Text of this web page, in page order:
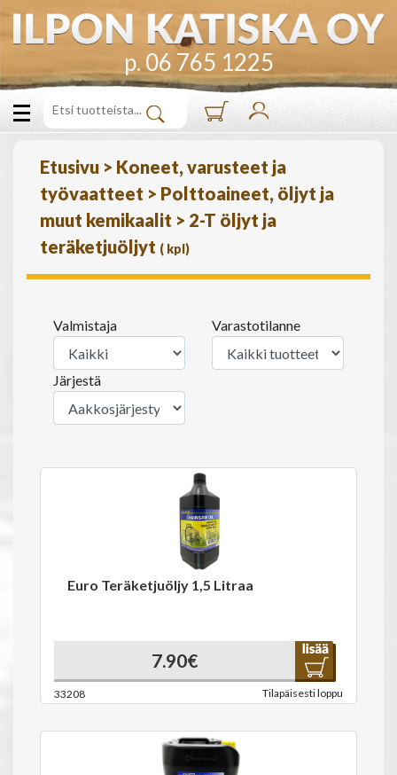
p. 06 765 1225
Etusivu > Koneet, varusteet ja
työvaatteet > Polttoaineet, öljyt ja
muut kemikaalit > 2-T öljyt ja
teräketjuöljyt ( kpl)
Valmistaja Varastotilanne
Järjestä
Euro Teräketjuöljy 1,5 Litraa
7.90€
33208 Tilapäisesti loppu